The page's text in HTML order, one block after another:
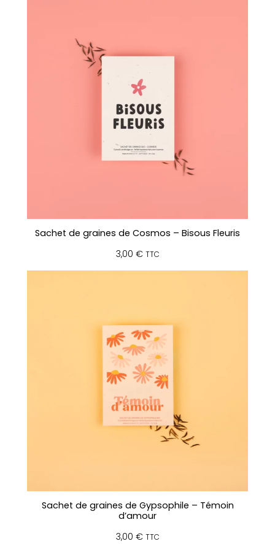
Sachet de graines de Cosmos – Bisous Fleuris
3,00 € TTC
Sachet de graines de Gypsophile – Témoin
d’amour
3,00 € TTC